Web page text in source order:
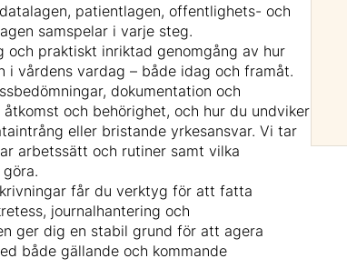
patientlagen, offentlighets- och
samspelar i varje steg.
praktiskt inriktad genomgång av hur
i vårdens vardag – både idag och framåt.
dokumentation och
och behörighet, och hur du undviker
eller bristande yrkesansvar. Vi tar
arbetssätt och rutiner samt vilka
får du verktyg för att fatta
journalhantering och
ger dig en stabil grund för att agera
både gällande och kommande